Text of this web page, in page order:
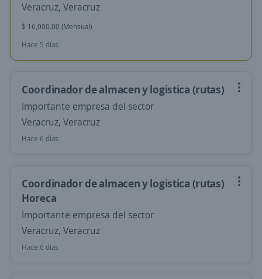
Veracruz, Veracruz
$ 16,000.00 (Mensual)
Hace 5 días
Coordinador de almacen y logistica (rutas)
Importante empresa del sector
Veracruz, Veracruz
Hace 6 días
Coordinador de almacen y logistica (rutas)
Horeca
Importante empresa del sector
Veracruz, Veracruz
Hace 6 días